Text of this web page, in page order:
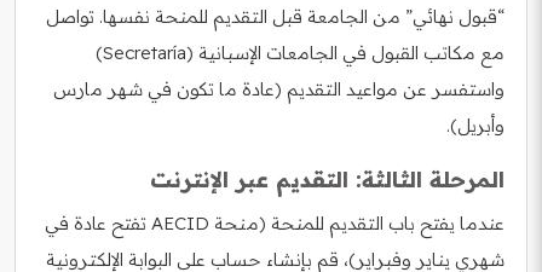
“قبول نهائي” من الجامعة قبل التقديم للمنحة نفسها. تواصل
مع مكاتب القبول في الجامعات الإسبانية (Secretaría)
واستفسر عن مواعيد التقديم (عادة ما تكون في شهر مارس
وأبريل).
المرحلة الثالثة: التقديم عبر الإنترنت
عندما يفتح باب التقديم للمنحة (منحة AECID تفتح عادة في
شهري يناير وفبراير)، قم بإنشاء حساب على البوابة الإلكترونية